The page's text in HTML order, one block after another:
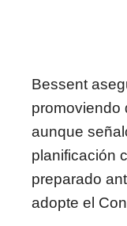
Bessent
promoviendo
aunque
planificación
preparado
adopte el